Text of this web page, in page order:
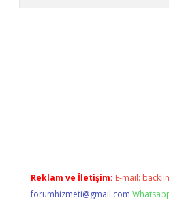
Reklam ve İletişim: E-mail:
forumhizmeti@gmail.com